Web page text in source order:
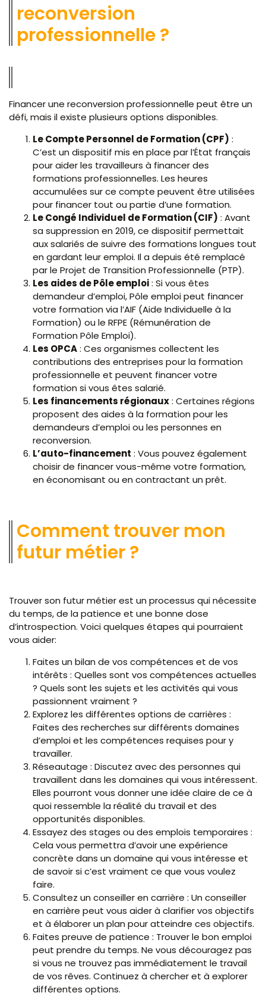
reconversion
professionnelle ?
Financer une reconversion professionnelle peut être un
défi, mais il existe plusieurs options disponibles.
Le Compte Personnel de Formation (CPF) :
C’est un dispositif mis en place par l’État français
pour aider les travailleurs à financer des
formations professionnelles. Les heures
accumulées sur ce compte peuvent être utilisées
pour financer tout ou partie d’une formation.
Le Congé Individuel de Formation (CIF) : Avant
sa suppression en 2019, ce dispositif permettait
aux salariés de suivre des formations longues tout
en gardant leur emploi. Il a depuis été remplacé
par le Projet de Transition Professionnelle (PTP).
Les aides de Pôle emploi: Si vous êtes
demandeur d’emploi, Pôle emploi peut financer
votre formation via l’AIF (Aide Individuelle à la
Formation) ou le RFPE (Rémunération de
Formation Pôle Emploi).
Les OPCA: Ces organismes collectent les
contributions des entreprises pour la formation
professionnelle et peuvent financer votre
formation si vous êtes salarié.
Les financements régionaux: Certaines régions
proposent des aides à la formation pour les
demandeurs d’emploi ou les personnes en
reconversion.
L’auto-financement : Vous pouvez également
choisir de financer vous-même votre formation,
en économisant ou en contractant un prêt.
Comment trouver mon
futur métier ?
Trouver son futur métier est un processus qui nécessite
du temps, de la patience et une bonne dose
d’introspection. Voici quelques étapes qui pourraient
vous aider:
Faites un bilan de vos compétences et de vos
intérêts : Quelles sont vos compétences actuelles
? Quels sont les sujets et les activités qui vous
passionnent vraiment ?
Explorez les différentes options de carrières :
Faites des recherches sur différents domaines
d’emploi et les compétences requises pour y
travailler.
Réseautage : Discutez avec des personnes qui
travaillent dans les domaines qui vous intéressent.
Elles pourront vous donner une idée claire de ce à
quoi ressemble la réalité du travail et des
opportunités disponibles.
Essayez des stages ou des emplois temporaires :
Cela vous permettra d’avoir une expérience
concrète dans un domaine qui vous intéresse et
de savoir si c’est vraiment ce que vous voulez
faire.
Consultez un conseiller en carrière : Un conseiller
en carrière peut vous aider à clarifier vos objectifs
et à élaborer un plan pour atteindre ces objectifs.
Faites preuve de patience : Trouver le bon emploi
peut prendre du temps. Ne vous découragez pas
si vous ne trouvez pas immédiatement le travail
de vos rêves. Continuez à chercher et à explorer
différentes options.